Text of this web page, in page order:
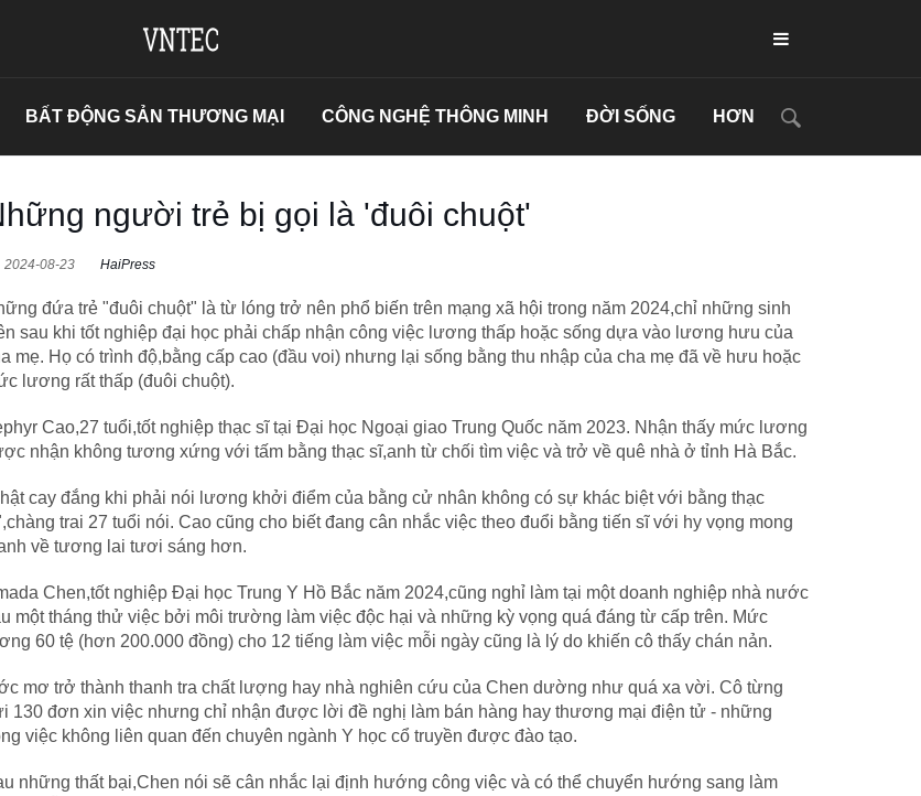
BẤT ĐỘNG SẢN THƯƠNG MẠI CÔNG NGHỆ THÔNG MINH ĐỜI SỐNG HƠN
người trẻ bị gọi là 'đuôi chuột'
2024-08-23 HaiPress
đứa trẻ "đuôi chuột" là từ lóng trở nên phổ biến trên mạng xã hội trong năm 2024,chỉ những sinh
sau khi tốt nghiệp đại học phải chấp nhận công việc lương thấp hoặc sống dựa vào lương hưu của
mẹ. Họ có trình độ,bằng cấp cao (đầu voi) nhưng lại sống bằng thu nhập của cha mẹ đã về hưu hoặc
lương rất thấp (đuôi chuột).
Cao,27 tuổi,tốt nghiệp thạc sĩ tại Đại học Ngoại giao Trung Quốc năm 2023. Nhận thấy mức lương
nhận không tương xứng với tấm bằng thạc sĩ,anh từ chối tìm việc và trở về quê nhà ở tỉnh Hà Bắc.
cay đắng khi phải nói lương khởi điểm của bằng cử nhân không có sự khác biệt với bằng thạc
trai 27 tuổi nói. Cao cũng cho biết đang cân nhắc việc theo đuổi bằng tiến sĩ với hy vọng mong
về tương lai tươi sáng hơn.
Chen,tốt nghiệp Đại học Trung Y Hồ Bắc năm 2024,cũng nghỉ làm tại một doanh nghiệp nhà nước
một tháng thử việc bởi môi trường làm việc độc hại và những kỳ vọng quá đáng từ cấp trên. Mức
60 tệ (hơn 200.000 đồng) cho 12 tiếng làm việc mỗi ngày cũng là lý do khiến cô thấy chán nản.
mơ trở thành thanh tra chất lượng hay nhà nghiên cứu của Chen dường như quá xa vời. Cô từng
130 đơn xin việc nhưng chỉ nhận được lời đề nghị làm bán hàng hay thương mại điện tử - những
việc không liên quan đến chuyên ngành Y học cổ truyền được đào tạo.
những thất bại,Chen nói sẽ cân nhắc lại định hướng công việc và có thể chuyển hướng sang làm